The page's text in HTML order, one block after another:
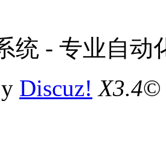
统 - 专业自动
Discuz! X3.4©